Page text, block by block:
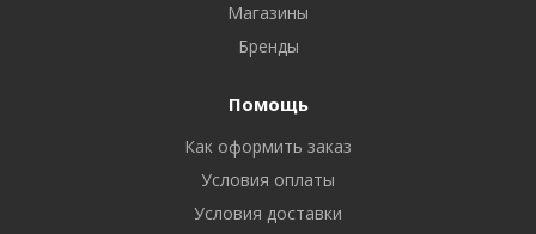
Магазины
Бренды
Помощь
Как оформить заказ
Условия оплаты
Условия доставки